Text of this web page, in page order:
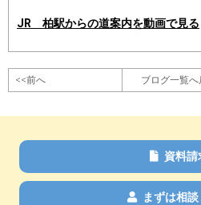
JR 柏駅からの道案内を動画で見る
<<前へ ブログ一覧へ
資料請
まずは相